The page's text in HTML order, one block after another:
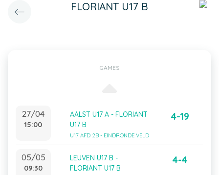
FLORIANT U17 B
GAMES
27/04
15:00
AALST U17 A - FLORIANT
U17 B
U17 AFD 2B - EINDRONDE VELD
4-19
05/05
09:30
LEUVEN U17 B -
FLORIANT U17 B
4-4